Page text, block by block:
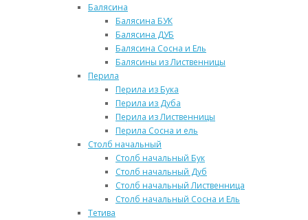
Балясина
Балясина БУК
Балясина ДУБ
Балясина Сосна и Ель
Балясины из Лиственницы
Перила
Перила из Бука
Перила из Дуба
Перила из Лиственницы
Перила Сосна и ель
Столб начальный
Столб начальный Бук
Столб начальный Дуб
Столб начальный Лиственница
Столб начальный Сосна и Ель
Тетива